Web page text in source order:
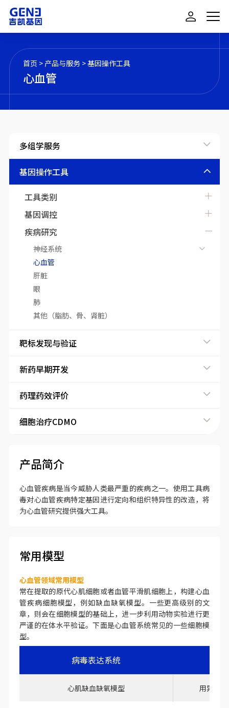
首页 > 产品与服务 >基因操作工具
心血管
多组学服务
基因操作工具
工具类别
基因调控
疾病研究
神经系统
心血管
肝脏
眼
肺
其他（脂肪、骨、肾脏）
靶标发现与验证
新药早期开发
药理药效评价
细胞治疗CDMO
产品简介
心血管疾病是当今威胁人类最严重的疾病之一。使用工具病
毒对心血管疾病特定基因进行定向和组织特异性的改造，将
为心血管研究提供强大工具。
常用模型
心血管领域常用模型
常在提取的原代心肌细胞或者血管平滑肌细胞上，构建心血
管疾病细胞模型，例如缺血缺氧模型。一些更高级别的文
章，则会在细胞模型的基础上，进一步利用动物实验进行更
严谨的在体水平验证。下面是心血管系统常见的一些细胞模
型。
病毒表达系统
心肌缺血缺氧模型 用异丙